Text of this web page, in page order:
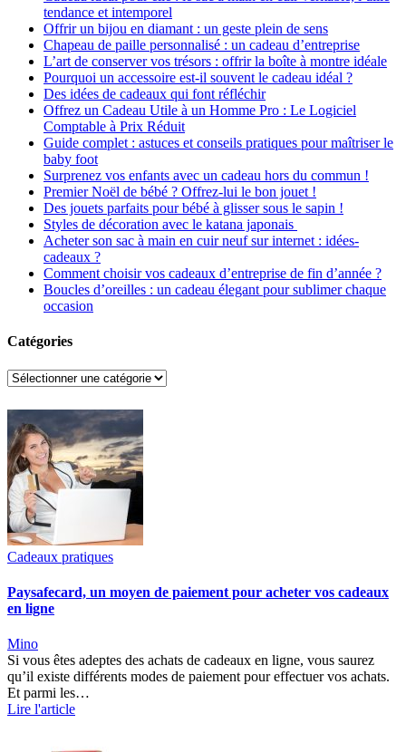
tendance et intemporel
Offrir un bijou en diamant : un geste plein de sens
Chapeau de paille personnalisé : un cadeau d’entreprise
L’art de conserver vos trésors : offrir la boîte à montre idéale
Pourquoi un accessoire est-il souvent le cadeau idéal ?
Des idées de cadeaux qui font réfléchir
Offrez un Cadeau Utile à un Homme Pro : Le Logiciel
Comptable à Prix Réduit
Guide complet : astuces et conseils pratiques pour maîtriser le
baby foot
Surprenez vos enfants avec un cadeau hors du commun !
Premier Noël de bébé ? Offrez-lui le bon jouet !
Des jouets parfaits pour bébé à glisser sous le sapin !
Styles de décoration avec le katana japonais
Acheter son sac à main en cuir neuf sur internet : idées-
cadeaux ?
Comment choisir vos cadeaux d’entreprise de fin d’année ?
Boucles d’oreilles : un cadeau élegant pour sublimer chaque
occasion
Catégories
Catégories
Cadeaux pratiques
Paysafecard, un moyen de paiement pour acheter vos cadeaux
en ligne
Mino
Si vous êtes adeptes des achats de cadeaux en ligne, vous saurez
qu’il existe différents modes de paiement pour effectuer vos achats.
Et parmi les…
Lire l'article